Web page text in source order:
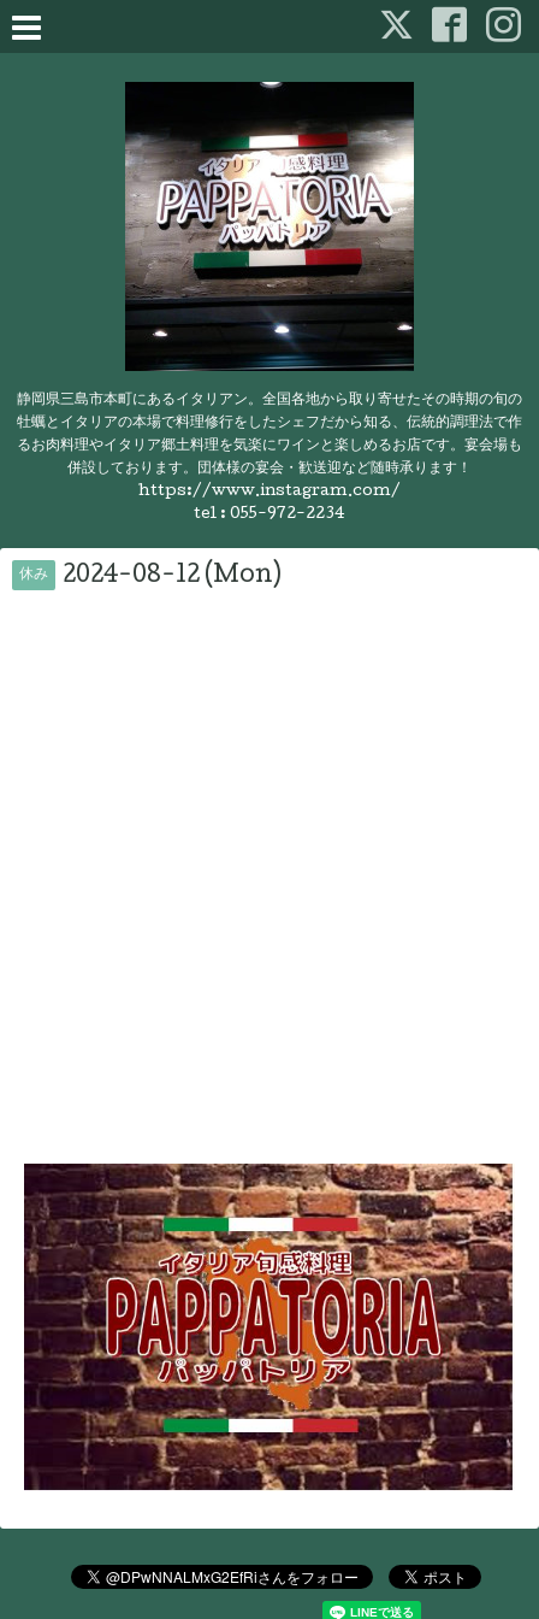
静岡県三島市本町にあるイタリアン。全国各地から取り寄せたその時期の旬の
牡蠣とイタリアの本場で料理修行をしたシェフだから知る、伝統的調理法で作
るお肉料理やイタリア郷土料理を気楽にワインと楽しめるお店です。宴会場も
併設しております。団体様の宴会・歓送迎など随時承ります！
https://www.instagram.com/
tel : 055-972-2234
休み 2024-08-12 (Mon)